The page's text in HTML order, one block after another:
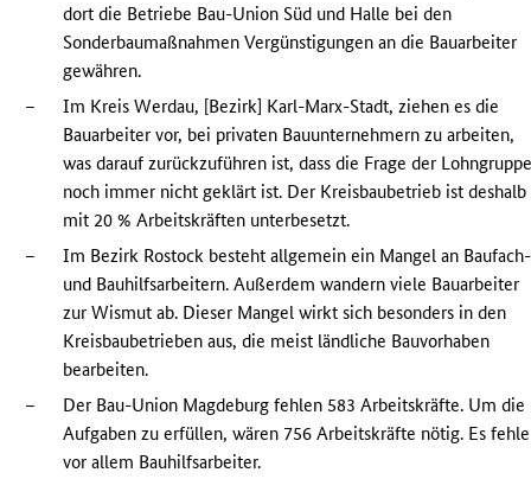
dort die Betriebe Bau-Union Süd und Halle bei den
Sonderbaumaßnahmen Vergünstigungen an die Bauarbeiter
gewähren.
–
Im Kreis Werdau, [Bezirk] Karl-Marx-Stadt, ziehen es die
Bauarbeiter vor, bei privaten Bauunternehmern zu arbeiten,
was darauf zurückzuführen ist, dass die Frage der
noch immer nicht geklärt ist. Der Kreisbaubetrieb ist deshalb
mit 20 % Arbeitskräften unterbesetzt.
–
Im Bezirk Rostock besteht allgemein ein Mangel an Baufach-
und Bauhilfsarbeitern. Außerdem wandern viele Bauarbeiter
zur Wismut ab. Dieser Mangel wirkt sich besonders in den
Kreisbaubetrieben aus, die meist ländliche Bauvorhaben
bearbeiten.
–
Der Bau-Union Magdeburg fehlen 583 Arbeitskräfte. Um die
Aufgaben zu erfüllen, wären 756 Arbeitskräfte nötig. Es
vor allem Bauhilfsarbeiter.